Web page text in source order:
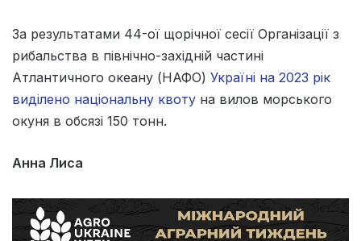
За результатами 44-ої щорічної сесії Організації з
рибальства в північно-західній частині
Атлантичного океану (НАФО) Україні на 2023 рік
виділено національну квоту на вилов морського
окуня в обсязі 150 тонн.
Анна Лиса